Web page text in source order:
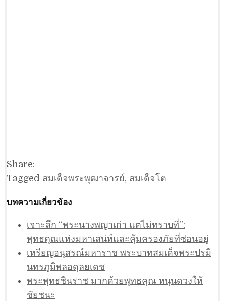
Share:
Tagged สมเด็จพระพุฒาจารย์, สมเด็จโต
บทความเกี่ยวข้อง
เจาะลึก “พระนางพญาเก่า แต่ไม่ทราบที่”:
พุทธคุณแห่งมหาเสน่ห์และคุ้มครองภัยที่ซ่อนอยู่
เหรียญอนุสรณ์มหาราช พระบาทสมเด็จพระปรมิ
นทรภูมิพลอดุลยเดช
พระพุทธชินราช มากด้วยพุทธคุณ หนุนดวงให้
ชัยชนะ